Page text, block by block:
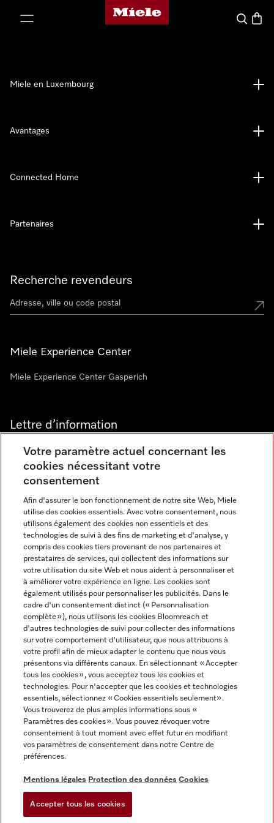
Page d'accueil de Miele
Panier
Recherche revendeurs
Miele Experience Center
Miele Experience Center Gasperich
Lettre d’information
Langue
FRANCAIS
Miele en Luxembourg
Avantages
Connected Home
Partenaires
Informations légales
CGV
Conditions d’utilisation
Déclaration d'accessibilité
Digital Services Act
Miele sur Instagram
Miele sur Youtube
Votre paramètre actuel concernant les
cookies nécessitant votre
consentement
Afin d'assurer le bon fonctionnement de notre site Web, Miele
utilise des cookies essentiels. Avec votre consentement, nous
utilisons également des cookies non essentiels et des
technologies de suivi à des fins de marketing et d'analyse, y
compris des cookies tiers provenant de nos partenaires et
prestataires de services, qui collectent des informations sur
votre utilisation du site Web et nous aident à personnaliser et
à améliorer votre expérience en ligne. Les cookies sont
également utilisés pour personnaliser les publicités. Dans le
cadre d'un consentement distinct (« Personnalisation
complète »), nous utilisons les cookies Bloomreach et
d'autres technologies de suivi pour collecter des informations
sur votre comportement d'utilisateur, que nous attribuons à
votre profil afin de mieux adapter le contenu que nous vous
présentons via différents canaux. En sélectionnant « Accepter
tous les cookies », vous acceptez tous les cookies et
technologies. Pour n'accepter que les cookies et technologies
essentiels, sélectionnez « Cookies essentiels seulement».
Vous trouverez de plus amples informations sous «
Paramètres des cookies ». Vous pouvez révoquer votre
consentement à tout moment avec effet futur en modifiant
vos paramètres de consentement dans notre Centre de
préférences.
Mentions légales Protection des données Cookies
Accepter tous les cookies